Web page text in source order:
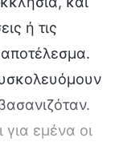
ή τις
εμένα οι